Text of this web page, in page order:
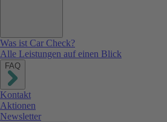
Was ist Car Check?
Alle Leistungen auf einen Blick
FAQ
Kontakt
Aktionen
Newsletter